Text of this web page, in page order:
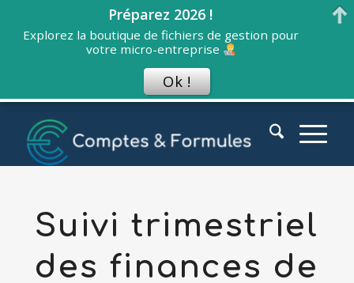
Suivi trimestriel
des finances de
Préparez 2026 !
Explorez la boutique de fichiers de gestion pour
votre micro-entreprise
Ok !